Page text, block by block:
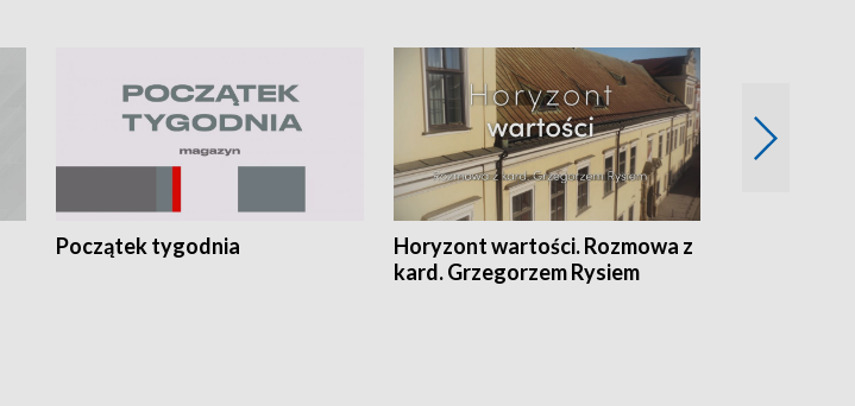
Początek tygodnia
Horyzont wartości. Rozmowa z
kard. Grzegorzem Rysiem